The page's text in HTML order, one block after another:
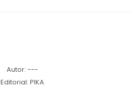
Autor: ---
Editorial: PIKA